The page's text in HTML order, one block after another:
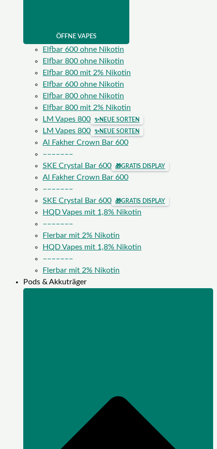
ÖFFNE VAPES
Elfbar 600 ohne Nikotin
Elfbar 800 ohne Nikotin
Elfbar 800 mit 2% Nikotin
Elfbar 600 ohne Nikotin
Elfbar 800 ohne Nikotin
Elfbar 800 mit 2% Nikotin
LM Vapes 800
✨NEUE SORTEN
LM Vapes 800 ✨NEUE SORTEN
Al Fakher Crown Bar 600
–––––––
SKE Crystal Bar 600
🎁GRATIS DISPLAY
Al Fakher Crown Bar 600
–––––––
SKE Crystal Bar 600
🎁GRATIS DISPLAY
HQD Vapes mit 1,8% Nikotin
–––––––
Flerbar mit 2% Nikotin
HQD Vapes mit 1,8% Nikotin
–––––––
Flerbar mit 2% Nikotin
Pods & Akkuträger